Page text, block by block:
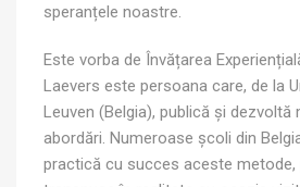
speranțele noastre.
Este vorba de Învățarea
Laevers este persoana care, de la
Leuven (Belgia), publică și dezvoltă
abordări. Numeroase școli din
practică cu succes aceste